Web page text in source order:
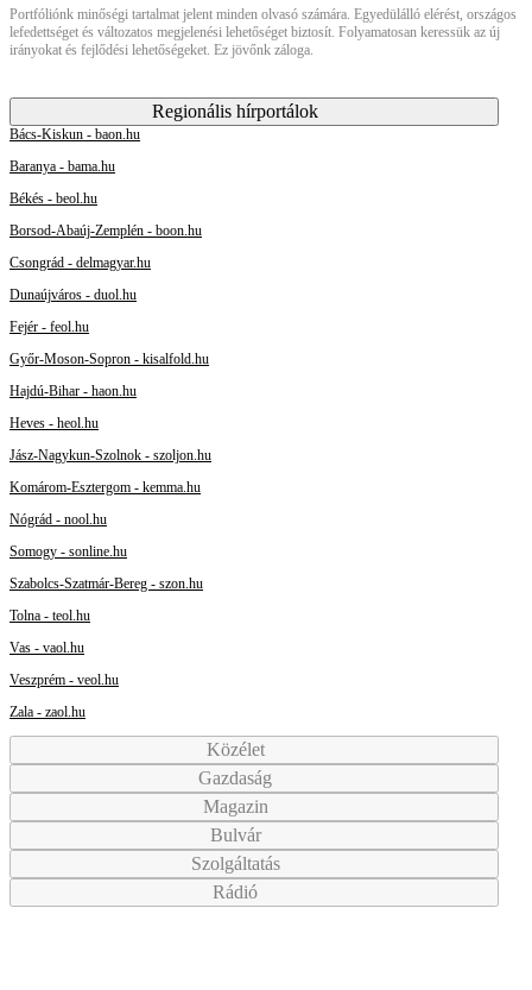
Portfóliónk minőségi tartalmat jelent minden olvasó számára. Egyedülálló elérést, országos
lefedettséget és változatos megjelenési lehetőséget biztosít. Folyamatosan keressük az új
irányokat és fejlődési lehetőségeket. Ez jövőnk záloga.
Regionális hírportálok
Bács-Kiskun - baon.hu
Baranya - bama.hu
Békés - beol.hu
Borsod-Abaúj-Zemplén - boon.hu
Csongrád - delmagyar.hu
Dunaújváros - duol.hu
Fejér - feol.hu
Győr-Moson-Sopron - kisalfold.hu
Hajdú-Bihar - haon.hu
Heves - heol.hu
Jász-Nagykun-Szolnok - szoljon.hu
Komárom-Esztergom - kemma.hu
Nógrád - nool.hu
Somogy - sonline.hu
Szabolcs-Szatmár-Bereg - szon.hu
Tolna - teol.hu
Vas - vaol.hu
Veszprém - veol.hu
Zala - zaol.hu
Közélet
Gazdaság
Magazin
Bulvár
Szolgáltatás
Rádió